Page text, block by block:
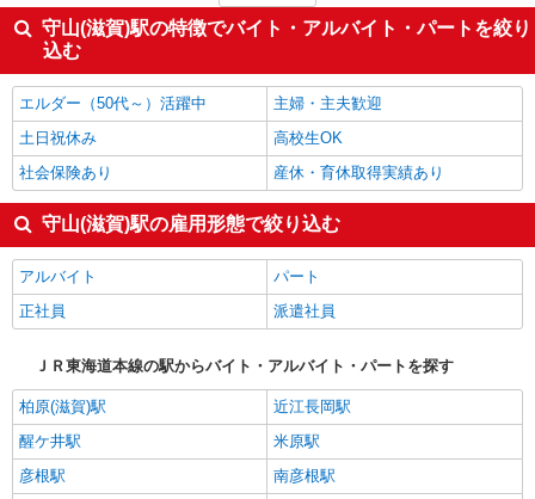
その他介護・福祉1,520円
研究開発・分析評価1,500円
塾講師・家庭教師
守山(滋賀)駅の他の職種の平均時給を見る
守山(滋賀)駅の特徴でバイト・アルバイト・パートを絞り
込む
エルダー（50代～）活躍中
主婦・主夫歓迎
土日祝休み
高校生OK
社会保険あり
産休・育休取得実績あり
守山(滋賀)駅の雇用形態で絞り込む
アルバイト
パート
正社員
派遣社員
ＪＲ東海道本線の駅からバイト・アルバイト・パートを探す
柏原(滋賀)駅
近江長岡駅
醒ケ井駅
米原駅
彦根駅
南彦根駅